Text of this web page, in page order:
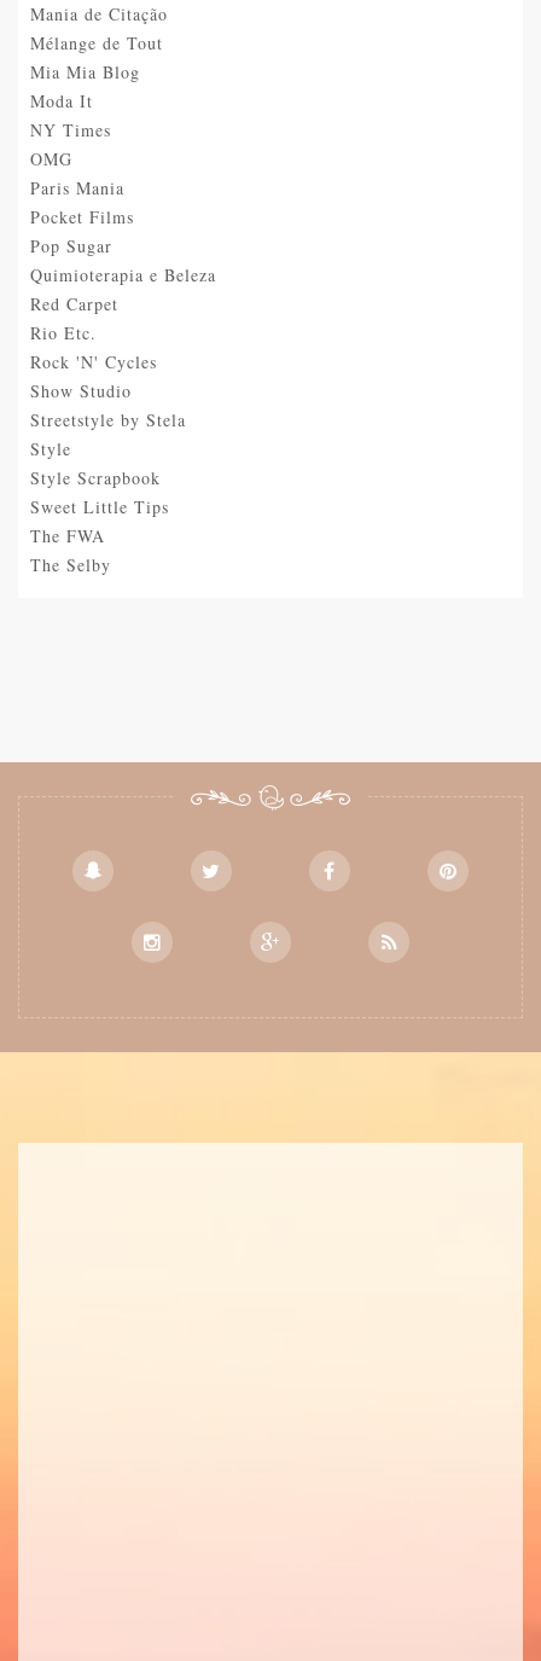
Mania de Citação
Mélange de Tout
Mia Mia Blog
Moda It
NY Times
OMG
Paris Mania
Pocket Films
Pop Sugar
Quimioterapia e Beleza
Red Carpet
Rio Etc.
Rock 'N' Cycles
Show Studio
Streetstyle by Stela
Style
Style Scrapbook
Sweet Little Tips
The FWA
The Selby